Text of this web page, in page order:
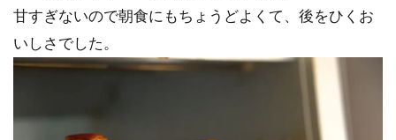
甘すぎないので朝食にもちょうどよくて、後をひくお
いしさでした。